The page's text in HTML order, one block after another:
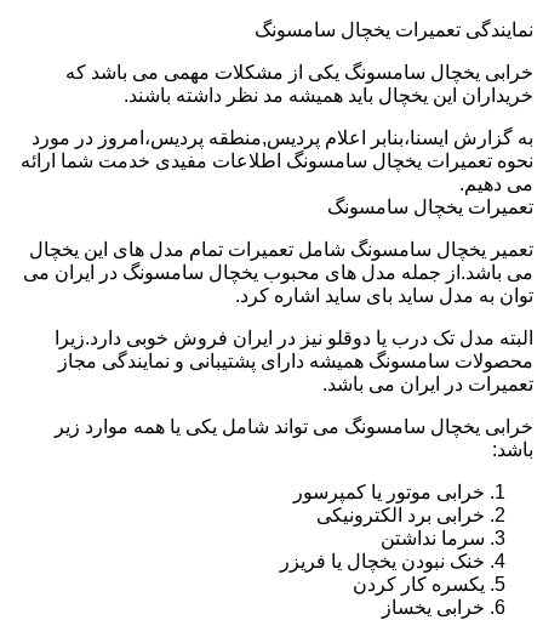
نمایندگی تعمیرات یخچال سامسونگ
خرابی یخچال سامسونگ یکی از مشکلات مهمی می باشد که
خریداران این یخچال باید همیشه مد نظر داشته باشند.
به گزارش ایسنا،بنابر اعلام پردیس,منطقه پردیس،امروز در مورد
نحوه تعمیرات یخچال سامسونگ اطلاعات مفیدی خدمت شما ارائه
می دهیم.
تعمیرات یخچال سامسونگ
تعمیر یخچال سامسونگ شامل تعمیرات تمام مدل های این یخچال
می باشد.از جمله مدل های محبوب یخچال سامسونگ در ایران می
توان به مدل ساید بای ساید اشاره کرد.
البته مدل تک درب یا دوقلو نیز در ایران فروش خوبی دارد.زیرا
محصولات سامسونگ همیشه دارای پشتیبانی و نمایندگی مجاز
تعمیرات در ایران می باشد.
خرابی یخچال سامسونگ می تواند شامل یکی یا همه موارد زیر
باشد:
خرابی موتور یا کمپرسور
خرابی برد الکترونیکی
سرما نداشتن
خنک نبودن یخچال یا فریزر
یکسره کار کردن
خرابی یخساز